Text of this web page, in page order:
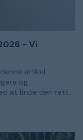
- Vi
artikel
og
at finde den rette
væggen, før
funktioner og